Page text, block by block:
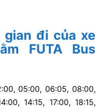
đi của xe
FUTA Bus
05:00, 06:05, 08:00,
14:15, 17:00, 18:15,